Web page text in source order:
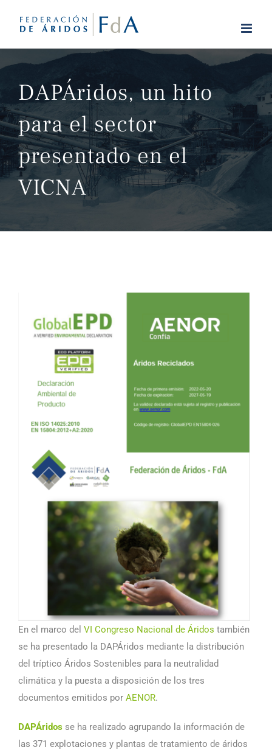
DAPÁridos, un hito
para el sector
presentado en el
VICNA
En el marco del VI Congreso Nacional de Áridos también
se ha presentado la DAPÁridos mediante la distribución
del tríptico Áridos Sostenibles para la neutralidad
climática y la puesta a disposición de los tres
documentos emitidos por AENOR.
DAPÁridos se ha realizado agrupando la información de
las 371 explotaciones y plantas de tratamiento de áridos